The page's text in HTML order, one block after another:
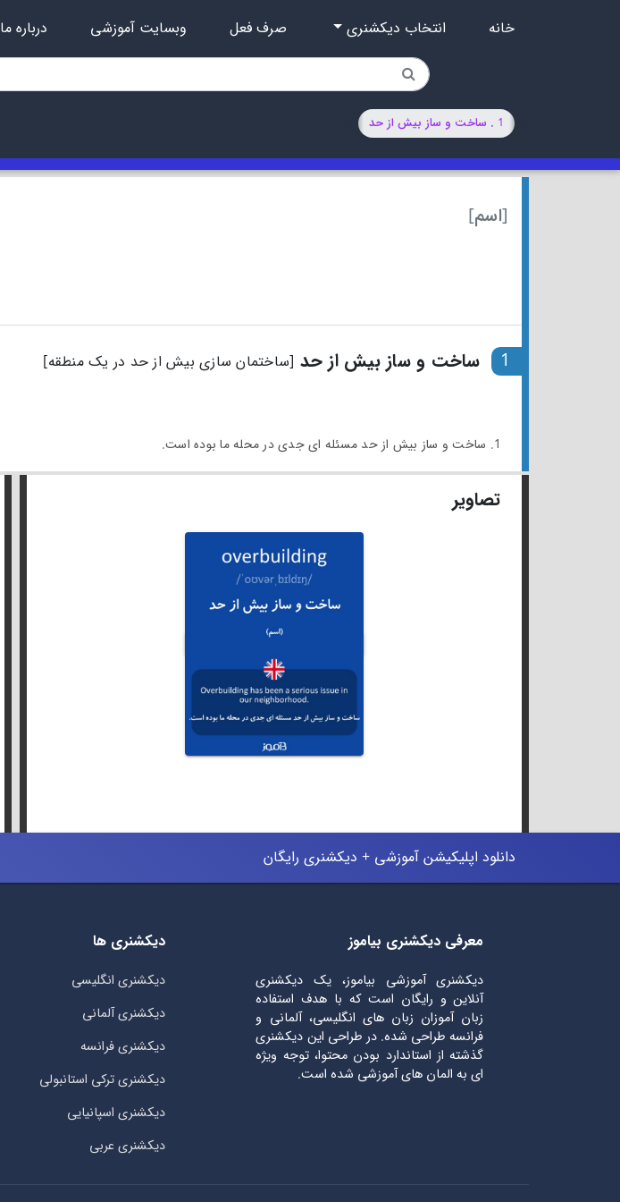
خانه انتخاب دیکشنری صرف فعل وبسایت آموزشی درباره ما
1 . ساخت و ساز بیش از حد
[اسم]
1 ساخت و ساز بیش از حد [ساختمان سازی بیش از حد در یک منطقه]
1. ساخت و ساز بیش از حد مسئله ای جدی در محله ما بوده است.
تصاویر
دانلود اپلیکیشن آموزشی + دیکشنری رایگان
معرفی دیکشنری بیاموز
دیکشنری آموزشی بیاموز، یک دیکشنری
آنلاین و رایگان است که با هدف استفاده
زبان آموزان زبان های انگلیسی، آلمانی و
فرانسه طراحی شده. در طراحی این دیکشنری
گذشته از استاندارد بودن محتوا، توجه ویژه
ای به المان های آموزشی شده است.
دیکشنری ها
دیکشنری انگلیسی
دیکشنری آلمانی
دیکشنری فرانسه
دیکشنری ترکی استانبولی
دیکشنری اسپانیایی
دیکشنری عربی